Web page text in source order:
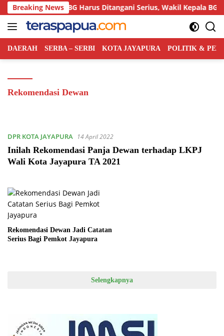
Langsung
ke
konten
Breaking News
Keracunan MBG Harus Ditangani Serius, Wakil Kepala BGN:
DAERAH SERBA – SERBI KOTA JAYAPURA POLITIK &
Rekomendasi Dewan
DPR KOTA JAYAPURA 14 April 2022
Inilah Rekomendasi Panja Dewan terhadap LKPJ
Wali Kota Jayapura TA 2021
Rekomendasi Dewan Jadi Catatan
Serius Bagi Pemkot Jayapura
Selengkapnya